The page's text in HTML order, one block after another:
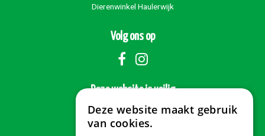
Dierenwinkel Haulerwijk
Volg ons op
Deze website is veilig
Deze website maakt gebruik
van cookies.